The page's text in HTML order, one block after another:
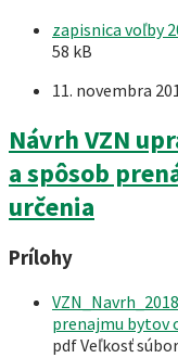
zapisnica voľby
58 kB
11. novembra
Návrh VZN
a spôsob
určenia
Prílohy
prenajmu bytov
pdfVeľkosť